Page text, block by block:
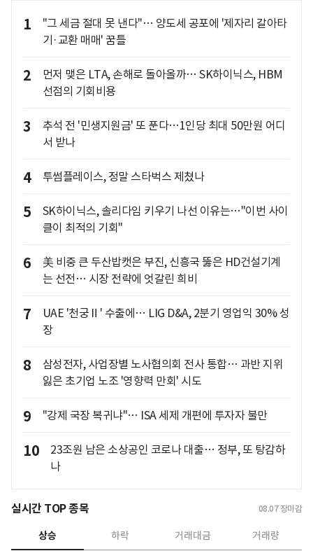
1
"그 세금 절대 못 낸다"… 양도세 공포에 '제자리 갈아타
기·교환 매매' 꿈틀
2
먼저 맺은 LTA, 손해로 돌아올까… SK하이닉스, HBM
선점의 기회비용
3
추석 전 '민생지원금' 또 푼다…1인당 최대 50만원 어디
서 받나
4 투썸플레이스, 정말 스타벅스 제쳤나
5
SK하이닉스, 솔리다임 키우기 나선 이유는…"이번 사이
클이 최적의 기회"
6
美 비중 큰 두산밥캣은 부진, 신흥국 뚫은 HD건설기계
는 선전… 시장 전략에 엇갈린 희비
7
UAE '천궁Ⅱ' 수출에… LIG D&A, 2분기 영업익 30% 성
장
8
삼성전자, 사업장별 노사협의회 전사 통합… 과반 지위
잃은 초기업 노조 '영향력 만회' 시도
9 "강제 국장 복귀냐"… ISA 세제 개편에 투자자 불만
10
23조원 남은 소상공인 코로나 대출… 정부, 또 탕감하
나
실시간 TOP 종목 08.07 장마감
상승 하락 거래대금 거래량